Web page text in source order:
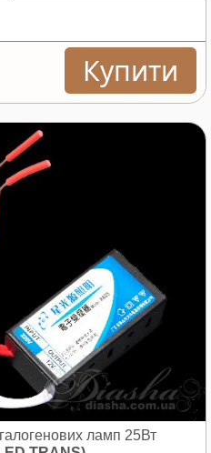
Купити
ламп 25Вт